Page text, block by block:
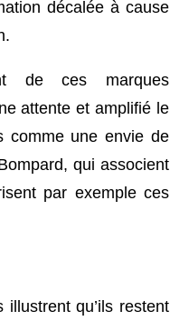
décalée à cause
de ces marques
attente et amplifié le
comme une envie de
qui associent
par exemple ces
qu’ils restent